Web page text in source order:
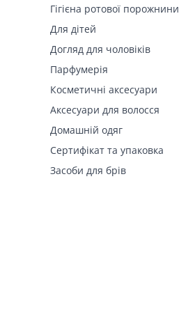
Гігієна ротової порожнини
Для дітей
Догляд для чоловіків
Парфумерія
Косметичні аксесуари
Аксесуари для волосся
Домашній одяг
Сертифікат та упаковка
Засоби для брів